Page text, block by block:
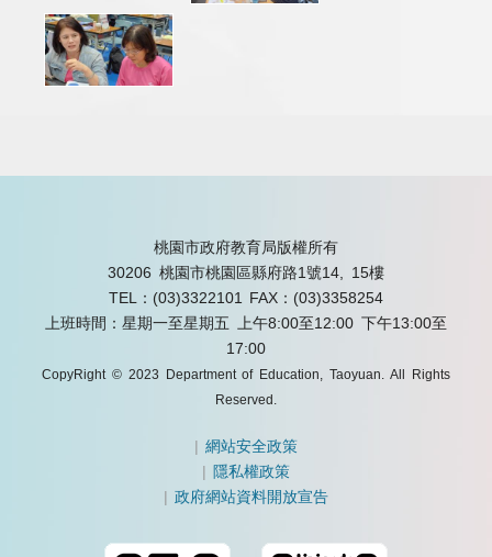
桃園市政府教育局版權所有
30206 桃園市桃園區縣府路1號14, 15樓
TEL：(03)3322101
FAX：(03)3358254
上班時間：星期一至星期五 上午8:00至12:00 下午13:00至
17:00
CopyRight © 2023 Department of Education, Taoyuan. All Rights
Reserved.
|網站安全政策
|隱私權政策
|政府網站資料開放宣告